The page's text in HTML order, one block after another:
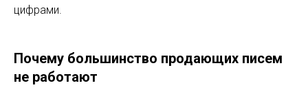
цифрами.
Почему большинство продающих писем
не работают